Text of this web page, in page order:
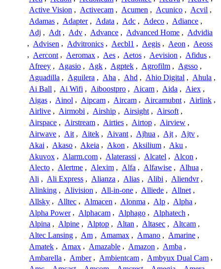
Active Vision , Activecam , Acumen , Acunico , Acvil ,
Adamas , Adapter , Adata , Adc , Adeco , Adiance ,
Adj , Adt , Adv , Advance , Advanced Home , Advidia
, Advisen , Advitronics , Aecbl1 , Aegis , Aeon , Aeoss
, Aercont , Aeromax , Aes , Aetos , Aevision , Afidus ,
Afreey , Agasio , Agk , Agptek , Agrofilm , Agsso ,
Aguadilla , Aguilera , Aha , Ahd , Ahio Digital , Ahula ,
Ai Ball , Ai Wifi , Aiboostpro , Aicam , Aida , Aiex ,
Aigas , Ainol , Aipcam , Aircam , Aircamubnt , Airlink ,
Airlive , Airmobi , Airship , Airsight , Airsoft ,
Airspace , Airstream , Airties , Airtop , Airview ,
Airwave , Ait , Aitek , Aivant , Ajhua , Ajt , Ajtv ,
Akai , Akaso , Akeia , Akon , Aksilium , Aku ,
Akuvox , Alarm.com , Alaterassi , Alcatel , Alcon ,
Alecto , Alertme , Alexim , Alfa , Alfawise , Alhua ,
Ali , Ali Express , Alianza , Alias , Alibi , Aliendvr ,
Alinking , Alivision , All-in-one , Alliede , Allnet ,
Allsky , Alltec , Almacen , Alonma , Alp , Alpha ,
Alpha Power , Alphacam , Alphago , Alphatech ,
Alpina , Alpine , Alptop , Altan , Altasec , Altcam ,
Altec Lansing , Am , Amamax , Amano , Amarine ,
Amatek , Amax , Amazable , Amazon , Amba ,
Ambarella , Amber , Ambientcam , Ambyux Dual Cam ,